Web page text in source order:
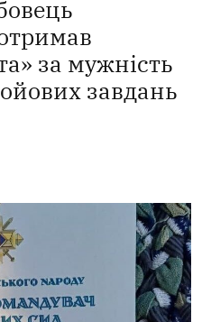
за мужність
завдань